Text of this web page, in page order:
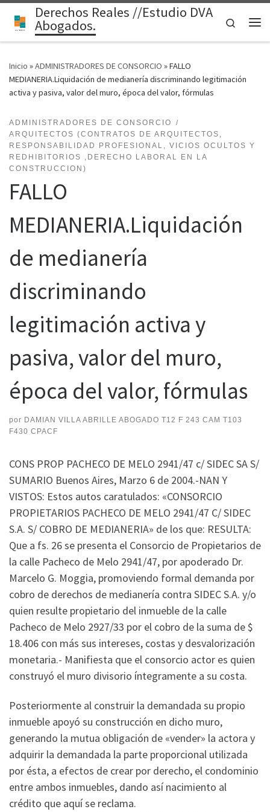
Saltar al contenido
Derechos Reales //Estudio DVA
Abogados.
Search
Inicio »ADMINISTRADORES DE CONSORCIO »FALLO
MEDIANERIA.Liquidación de medianería discriminando legitimación
activa y pasiva, valor del muro, época del valor, fórmulas
ADMINISTRADORES DE CONSORCIO
ARQUITECTOS (CONTRATOS DE ARQUITECTOS,
RESPONSABILIDAD PROFESIONAL, VICIOS OCULTOS Y
REDHIBITORIOS ,DERECHO LABORAL EN LA
CONSTRUCCION)
FALLO
MEDIANERIA.Liquidación
de medianería
discriminando
legitimación activa y
pasiva, valor del muro,
época del valor, fórmulas
por DAMIAN VILLA ABRILLE ABOGADO T12 F 243 CAM T103
F430 CPACF
CONS PROP PACHECO DE MELO 2941/47 c/ SIDEC SA S/
SUMARIO Buenos Aires, Marzo 6 de 2004.-NAN Y
VISTOS: Estos autos caratulados: «CONSORCIO
PROPIETARIOS PACHECO DE MELO 2941/47 C/ SIDEC
S.A. S/ COBRO DE MEDIANERIA» de los que: RESULTA:
Que a fs. 26 se presenta el Consorcio de Propietarios de
la calle Pacheco de Melo 2941/47, por apoderado Dr.
Marcelo G. Moggia, promoviendo formal demanda por
cobro de derechos de medianería contra SIDEC S.A. y/o
quien resulte propietario del inmueble de la calle
Pacheco de Melo 2927/33 por el cobro de la suma de $
18.406 con más sus intereses, costas y desvalorización
monetaria.- Manifiesta que el consorcio actor es quien
construyó el muro divisorio íntegramente a su costa.
Posteriormente al construir la demandada su propio
inmueble apoyó su construcción en dicho muro,
generando la mutua obligación de «vender» la actora y
adquirir la demandada la parte proporcional utilizada
por ésta, a efectos de crear por derecho, el condominio
entre ambos inmuebles, dando así nacimiento al
crédito que aquí se reclama.